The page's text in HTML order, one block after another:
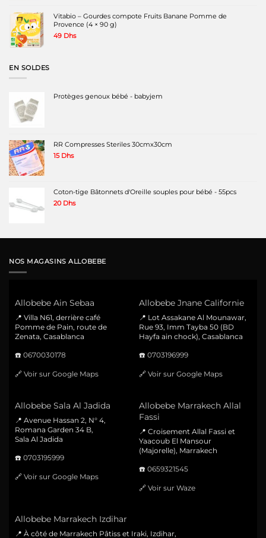
Vitabio – Gourdes compote Fruits Banane Pomme de
Provence (4 × 90 g)
49 Dhs
EN SOLDES
Protèges genoux bébé - babyjem
RR Compresses Steriles 30cmx30cm
15 Dhs
Coton-tige Bâtonnets d'Oreille souples pour bébé - 55pcs
20 Dhs
NOS MAGASINS ALLOBEBE
Allobebe Ain Sebaa
📍 Villa N61, derrière café
Pomme de Pain, route de
Zenata, Casablanca
☎️ 0670030178
🔗 Voir sur Google Maps
Allobebe Jnane Californie
📍 Lot Assakane Al Mounawar,
Rue 93, Imm Tayba 50 (BD
Hayfa ain chock), Casablanca
☎️ 0703196999
🔗 Voir sur Google Maps
Allobebe Sala Al Jadida
📍 Avenue Hassan 2, N° 4,
Romana Garden 34 B,
Sala Al Jadida
☎️ 0703195999
🔗 Voir sur Google Maps
Allobebe Marrakech Allal
Fassi
📍 Croisement Allal Fassi et
Yaacoub El Mansour
(Majorelle), Marrakech
☎️ 0659321545
🔗 Voir sur Waze
Allobebe Marrakech Izdihar
📍 À côté de Marrakech Pâtiss et Iraki, Izdihar,